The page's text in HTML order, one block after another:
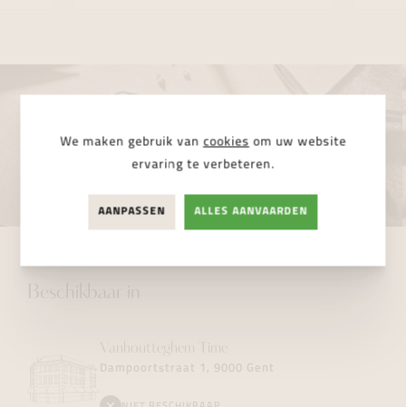
Beschikbaar in
Vanhoutteghem
Dampoortstraat 1, 9000 Gent
We maken gebruik van cookies om uw website
ervaring te verbeteren.
AANPASSEN ALLES AANVAARDEN